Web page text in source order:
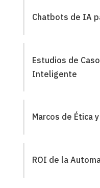
Chatbots de IA
Estudios de
Inteligente
Marcos de Ética
ROI de la